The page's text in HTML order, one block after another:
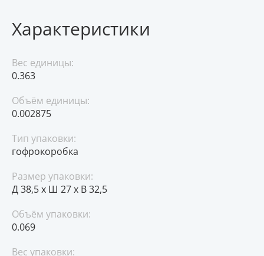
Характеристики
Вес единицы:
0.363
Объём единицы:
0.002875
Тип упаковки:
гофрокоробка
Размер упаковки:
Д 38,5 x Ш 27 x В 32,5
Объём упаковки:
0.069
Вес упаковки: